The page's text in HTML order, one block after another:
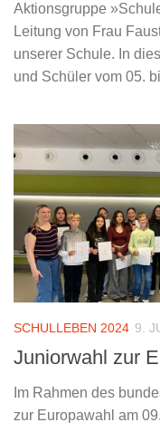
Aktionsgruppe
Leitung von Frau
unserer Schule. In
und Schüler vom 05.
SCHULLEBEN 2024 9.
Juniorwahl zur
Im Rahmen des
zur Europawahl am